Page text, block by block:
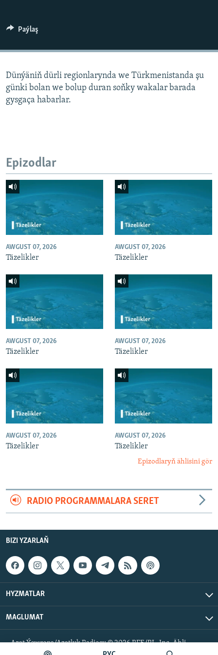
Paýlaş
Dünýäniň dürli regionlarynda we Türkmenistanda şu
günki bolan we bolup duran soňky wakalar barada
gysgaça habarlar.
Epizodlar
AWGUST 07, 2026
Täzelikler
AWGUST 07, 2026
Täzelikler
AWGUST 07, 2026
Täzelikler
AWGUST 07, 2026
Täzelikler
AWGUST 07, 2026
Täzelikler
AWGUST 07, 2026
Täzelikler
Epizodlaryň ählisini gör
RADIO PROGRAMMALARA SERET
BIZI YZARLAŇ
HYZMATLAR
MAGLUMAT
Azat Ýewropa/Azatlyk Radiosy © 2026 RFE/RL, Inc. Ähli
hukuklar goralan.